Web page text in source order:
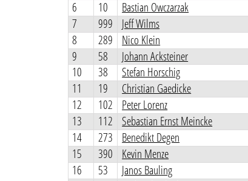
6
10 Bastian Owczarzak
7
999 Jeff Wilms
8
289 Nico Klein
9
58 Johann Acksteiner
10
38 Stefan Horschig
11
19 Christian Gaedicke
12
102 Peter Lorenz
13
112 Sebastian Ernst Meincke
14
273 Benedikt Degen
15
390 Kevin Menze
16
53 Janos Bauling